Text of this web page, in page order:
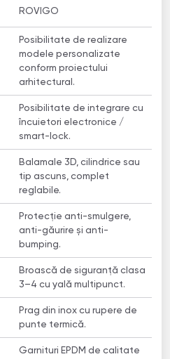
ROVIGO
Posibilitate de realizare
modele personalizate
conform proiectului
arhitectural.
Posibilitate de integrare cu
încuietori electronice /
smart-lock.
Balamale 3D, cilindrice sau
tip ascuns, complet
reglabile.
Protecție anti-smulgere,
anti-găurire și anti-
bumping.
Broască de siguranță clasa
3–4 cu yală multipunct.
Prag din inox cu rupere de
punte termică.
Garnituri EPDM de calitate